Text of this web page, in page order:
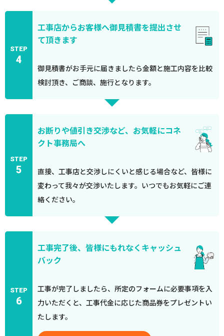
STEP
4
工事店からお客様へ御見積書を提出させ
て頂きます
御見積書がお手元に届きましたら金額と施工内容を比較
検討頂き、ご商談、施行となります。
STEP
5
お断りや値引き交渉など、お気軽にコネ
クト事務局へ
直接、工事店と交渉しにくいと感じる場合など、皆様に
変わって我々が交渉いたします。いつでもお気軽にご連
絡ください。
STEP
6
工事完了後、皆様にもれなくキャッシュ
バック
工事が完了しましたら、所定のフォームに必要事項を入
力いただくと、工事代金に応じた商品券をプレゼントい
たします。